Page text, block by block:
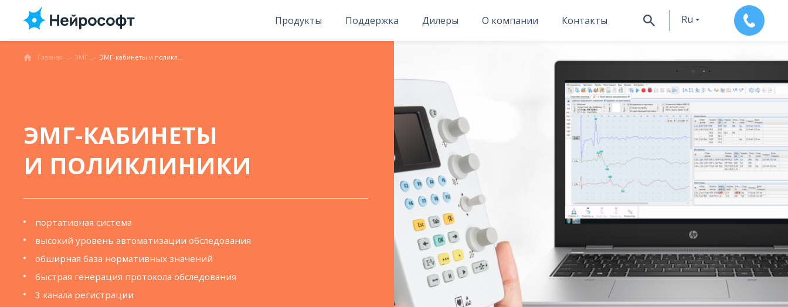
Продукты Поддержка Дилеры О компании Контакты Ru
En
Главная ЭМГ ЭМГ-кабинеты и поликлиники
ЭМГ-КАБИНЕТЫ
И ПОЛИКЛИНИКИ
портативная система
высокий уровень автоматизации обследования
обширная база нормативных значений
быстрая генерация протокола обследования
3 канала регистрации